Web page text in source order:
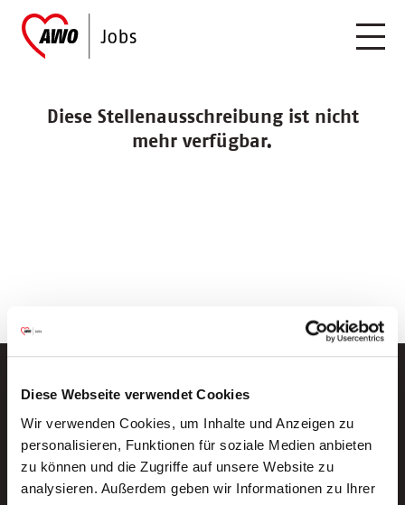
Diese Webseite verwendet Cookies
Wir verwenden Cookies, um Inhalte und Anzeigen zu
personalisieren, Funktionen für soziale Medien anbieten
zu können und die Zugriffe auf unsere Website zu
analysieren. Außerdem geben wir Informationen zu Ihrer
Diese Stellenausschreibung ist nicht
mehr verfügbar.
Neue Stellen per E-Mail.
Ein kostenloser Service von AWO
Jobs.